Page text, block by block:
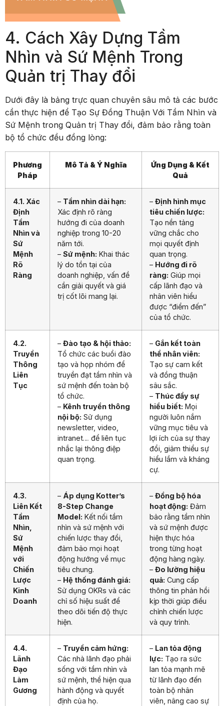
4. Cách Xây Dựng Tầm
Nhìn và Sứ Mệnh Trong
Quản trị Thay đổi
Dưới đây là bảng trực quan chuyên sâu mô tả các bước
cần thực hiện để Tạo Sự Đồng Thuận Với Tầm Nhìn và
Sứ Mệnh trong Quản trị Thay đổi, đảm bảo rằng toàn
bộ tổ chức đều đồng lòng:
Phương
Pháp
Mô Tả & Ý Nghĩa
Ứng Dụng & Kết
Quả
4.1. Xác
Định
Tầm
Nhìn và
Sứ
Mệnh
Rõ
Ràng
– Tầm nhìn dài hạn:
Xác định rõ ràng
hướng đi của doanh
nghiệp trong 10-20
năm tới.
– Sứ mệnh: Khai thác
lý do tồn tại của
doanh nghiệp, vấn đề
cần giải quyết và giá
trị cốt lõi mang lại.
– Định hình mục
tiêu chiến lược:
Tạo nền tảng
vững chắc cho
mọi quyết định
quan trọng.
– Hướng đi rõ
ràng: Giúp mọi
cấp lãnh đạo và
nhân viên hiểu
được “điểm đến”
của tổ chức.
4.2.
Truyền
Thông
Liên
Tục
– Đào tạo & hội thảo:
Tổ chức các buổi đào
tạo và họp nhóm để
truyền đạt tầm nhìn và
sứ mệnh đến toàn bộ
tổ chức.
– Kênh truyền thông
nội bộ: Sử dụng
newsletter, video,
intranet… để liên tục
nhắc lại thông điệp
quan trọng.
– Gắn kết toàn
thể nhân viên:
Tạo sự cam kết
và đồng thuận
sâu sắc.
– Thúc đẩy sự
hiểu biết: Mọi
người luôn nắm
vững mục tiêu và
lợi ích của sự thay
đổi, giảm thiểu sự
hiểu lầm và kháng
cự.
4.3.
Liên Kết
Tầm
Nhìn,
Sứ
Mệnh
với
Chiến
Lược
Kinh
Doanh
– Áp dụng Kotter’s
8-Step Change
Model: Kết nối tầm
nhìn và sứ mệnh với
chiến lược thay đổi,
đảm bảo mọi hoạt
động hướng về mục
tiêu chung.
– Hệ thống đánh giá:
Sử dụng OKRs và các
chỉ số hiệu suất để
theo dõi tiến độ thực
hiện.
– Đồng bộ hóa
hoạt động: Đảm
bảo rằng tầm nhìn
và sứ mệnh được
hiện thực hóa
trong từng hoạt
động hàng ngày.
– Đo lường hiệu
quả: Cung cấp
thông tin phản hồi
kịp thời giúp điều
chỉnh chiến lược
và quy trình.
4.4.
Lãnh
Đạo
Làm
Gương
– Truyền cảm hứng:
Các nhà lãnh đạo phải
sống với tầm nhìn và
sứ mệnh, thể hiện qua
hành động và quyết
định của họ.
– Lan tỏa động
lực: Tạo ra sức
lan tỏa mạnh mẽ
từ lãnh đạo đến
toàn bộ nhân
viên, nâng cao sự